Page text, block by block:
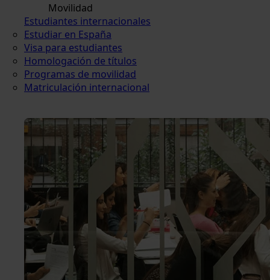
Movilidad
Estudiantes internacionales
Estudiar en España
Visa para estudiantes
Homologación de títulos
Programas de movilidad
Matriculación internacional